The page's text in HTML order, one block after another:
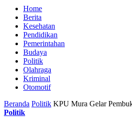
Home
Berita
Kesehatan
Pendidikan
Pemerintahan
Budaya
Politik
Olahraga
Kriminal
Otomotif
Beranda Politik KPU Mura Gelar
Politik